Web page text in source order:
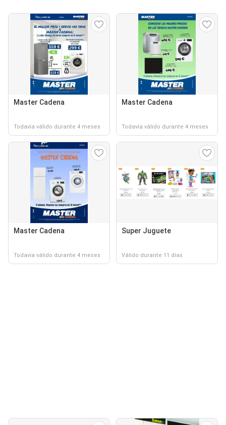
Master Cadena
Todavía válido durante 4 meses
Master Cadena
Todavía válido durante 4 meses
Master Cadena
Todavía válido durante 4 meses
Super Juguete
Válido durante 11 días